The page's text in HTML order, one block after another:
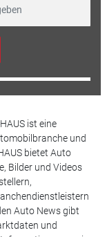
ist eine
und
bietet Auto
Bilder und Videos
Auto News gibt
und